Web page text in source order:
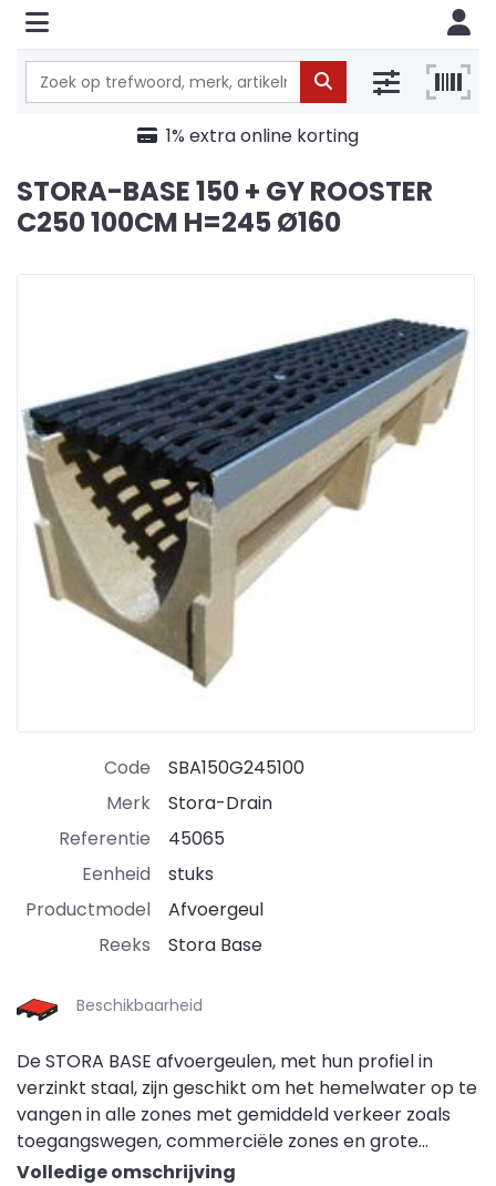
1% extra online korting
STORA-BASE 150 + GY ROOSTER
C250 100CM H=245 Ø160
Code
SBA150G245100
Merk
Stora-Drain
Referentie
45065
Eenheid
stuks
Productmodel
Afvoergeul
Reeks
Stora Base
Beschikbaarheid
De STORA BASE afvoergeulen, met hun profiel in
verzinkt staal, zijn geschikt om het hemelwater op te
vangen in alle zones met gemiddeld verkeer zoals
toegangswegen, commerciële zones en grote
parkings en dit met klasse C250. De afvoergeulen
Volledige omschrijving